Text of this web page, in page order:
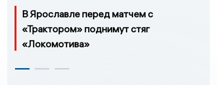
В Ярославле перед матчем с
«Трактором» поднимут стяг
«Локомотива»